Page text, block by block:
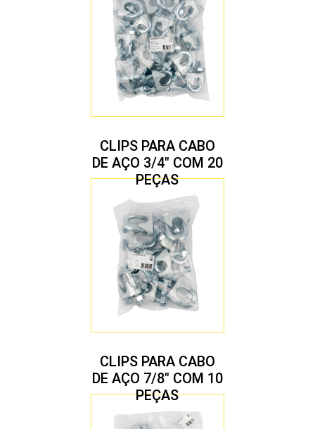
CLIPS PARA CABO
DE AÇO 3/4″ COM 20
PEÇAS
CLIPS PARA CABO
DE AÇO 7/8″ COM 10
PEÇAS